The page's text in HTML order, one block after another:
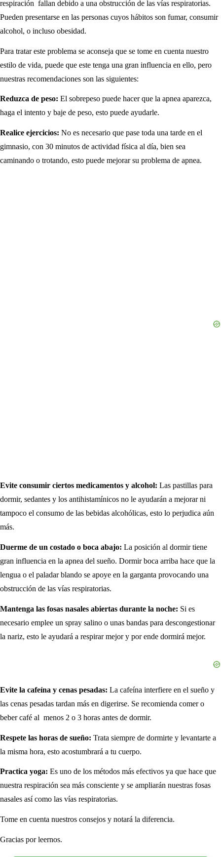
respiración fallan debido a una obstrucción de las vías respiratorias.
Pueden presentarse en las personas cuyos hábitos son fumar, consumir
alcohol, o incluso obesidad.
Para tratar este problema se aconseja que se tome en cuenta nuestro
estilo de vida, puede que este tenga una gran influencia en ello, pero
nuestras recomendaciones son las siguientes:
Reduzca de peso: El sobrepeso puede hacer que la apnea aparezca,
haga el intento y baje de peso, esto puede ayudarle.
Realice ejercicios: No es necesario que pase toda una tarde en el
gimnasio, con 30 minutos de actividad física al día, bien sea
caminando o trotando, esto puede mejorar su problema de apnea.
Evite consumir ciertos medicamentos y alcohol: Las pastillas para
dormir, sedantes y los antihistamínicos no le ayudarán a mejorar ni
tampoco el consumo de las bebidas alcohólicas, esto lo perjudica aún
más.
Duerme de un costado o boca abajo: La posición al dormir tiene
gran influencia en la apnea del sueño. Dormir boca arriba hace que la
lengua o el paladar blando se apoye en la garganta provocando una
obstrucción de las vías respiratorias.
Mantenga las fosas nasales abiertas durante la noche: Si es
necesario emplee un spray salino o unas bandas para descongestionar
la nariz, esto le ayudará a respirar mejor y por ende dormirá mejor.
Evite la cafeína y cenas pesadas: La cafeína interfiere en el sueño y
las cenas pesadas tardan más en digerirse. Se recomienda comer o
beber café al menos 2 o 3 horas antes de dormir.
Respete las horas de sueño: Trata siempre de dormirte y levantarte a
la misma hora, esto acostumbrará a tu cuerpo.
Practica yoga: Es uno de los métodos más efectivos ya que hace que
nuestra respiración sea más consciente y se ampliarán nuestras fosas
nasales así como las vías respiratorias.
Tome en cuenta nuestros consejos y notará la diferencia.
Gracias por leernos.